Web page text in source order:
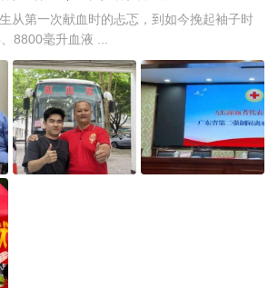
从第一次献血时的忐忑，到如今挽起袖子时
8800毫升血液 ...